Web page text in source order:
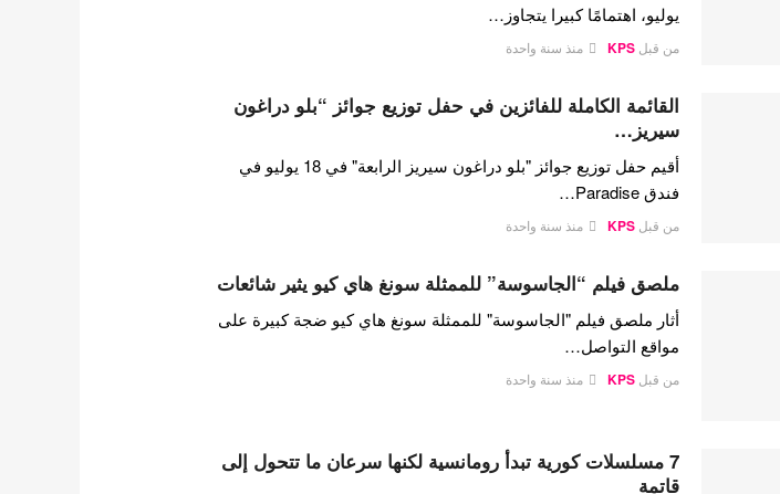
يوليو، اهتمامًا كبيرا يتجاوز…
من قبلKPS منذ سنة واحدة
القائمة الكاملة للفائزين في حفل توزيع جوائز “بلو دراغون
سيريز…
أقيم حفل توزيع جوائز "بلو دراغون سيريز الرابعة" في 18 يوليو في
فندق Paradise…
من قبلKPS منذ سنة واحدة
ملصق فيلم “الجاسوسة” للممثلة سونغ هاي كيو يثير شائعات
أثار ملصق فيلم "الجاسوسة" للممثلة سونغ هاي كيو ضجة كبيرة على
مواقع التواصل…
من قبلKPS منذ سنة واحدة
7 مسلسلات كورية تبدأ رومانسية لكنها سرعان ما تتحول إلى
قاتمة